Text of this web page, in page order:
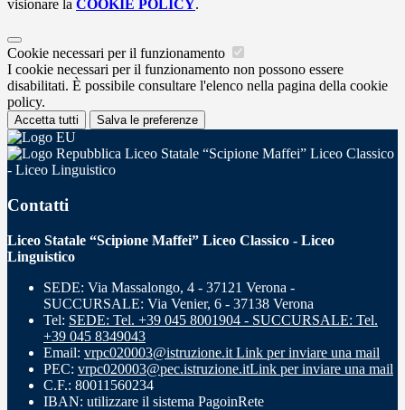
visionare la COOKIE POLICY.
Cookie necessari per il funzionamento
I cookie necessari per il funzionamento non possono essere
disabilitati. È possibile consultare l'elenco nella pagina della cookie
policy.
Accetta tutti Salva le preferenze
Liceo Statale “Scipione Maffei” Liceo Classico
- Liceo Linguistico
Contatti
Liceo Statale “Scipione Maffei” Liceo Classico - Liceo
Linguistico
SEDE: Via Massalongo, 4 - 37121 Verona -
SUCCURSALE: Via Venier, 6 - 37138 Verona
Tel: SEDE: Tel. +39 045 8001904 - SUCCURSALE: Tel.
+39 045 8349043
Email: vrpc020003@istruzione.it Link per inviare una mail
PEC: vrpc020003@pec.istruzione.itLink per inviare una mail
C.F.: 80011560234
IBAN: utilizzare il sistema PagoinRete